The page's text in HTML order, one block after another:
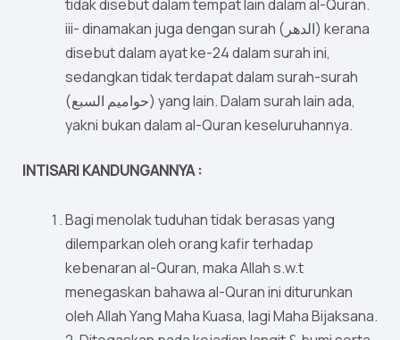
tidak disebut dalam tempat lain dalam al-Quran.
iii- dinamakan juga dengan surah (الدهر) kerana
disebut dalam ayat ke-24 dalam surah ini,
sedangkan tidak terdapat dalam surah-surah
(حواميم السبع) yang lain. Dalam surah lain ada,
yakni bukan dalam al-Quran keseluruhannya.
INTISARI KANDUNGANNYA :
Bagi menolak tuduhan tidak berasas yang
dilemparkan oleh orang kafir terhadap
kebenaran al-Quran, maka Allah s.w.t
menegaskan bahawa al-Quran ini diturunkan
oleh Allah Yang Maha Kuasa, lagi Maha Bijaksana.